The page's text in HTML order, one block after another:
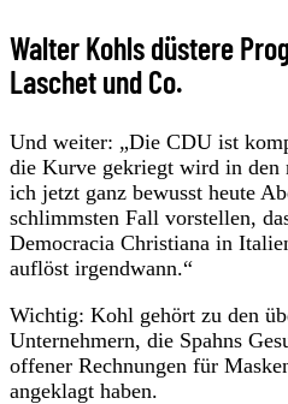
Walter Kohls düstere
Laschet und Co.
Und weiter: „Die CDU ist
die Kurve gekriegt wird in den
ich jetzt ganz bewusst heute
schlimmsten Fall vorstellen,
Democracia Christiana in
auflöst irgendwann.“
Wichtig: Kohl gehört zu den
Unternehmern, die Spahns
offener Rechnungen für
angeklagt haben.